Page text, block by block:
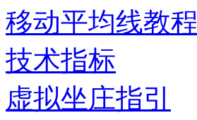
移动平均线教程
技术指标
虚拟坐庄指引